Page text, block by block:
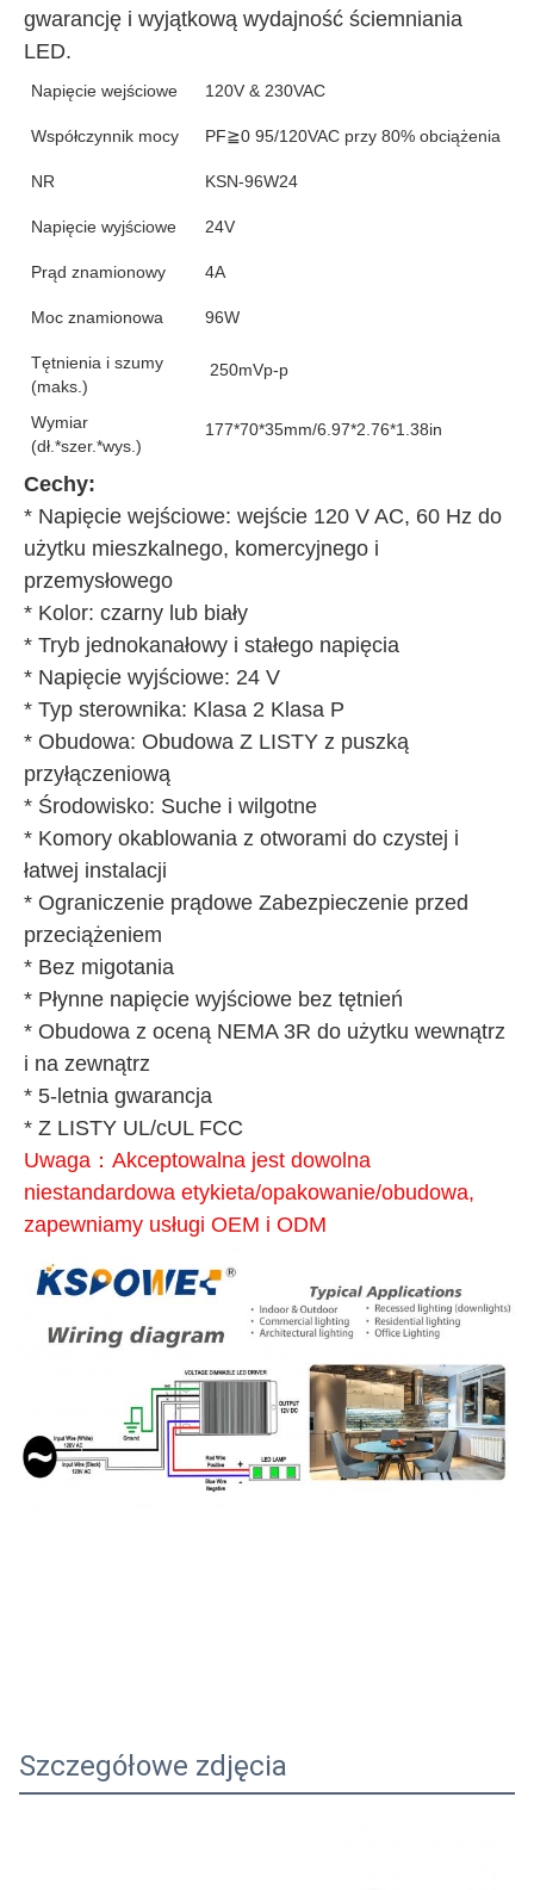
gwarancję i wyjątkową wydajność ściemniania
LED.
Napięcie wejściowe 120V & 230VAC
Współczynnik mocy PF≧0 95/120VAC przy 80% obciążenia
NR KSN-96W24
Napięcie wyjściowe 24V
Prąd znamionowy 4A
Moc znamionowa 96W
Tętnienia i szumy
(maks.)
250mVp-p
Wymiar
(dł.*szer.*wys.)
177*70*35mm/6.97*2.76*1.38in
Cechy:
* Napięcie wejściowe: wejście 120 V AC, 60 Hz do
użytku mieszkalnego, komercyjnego i
przemysłowego
* Kolor: czarny lub biały
* Tryb jednokanałowy i stałego napięcia
* Napięcie wyjściowe: 24 V
* Typ sterownika: Klasa 2 Klasa P
* Obudowa: Obudowa Z LISTY z puszką
przyłączeniową
* Środowisko: Suche i wilgotne
* Komory okablowania z otworami do czystej i
łatwej instalacji
* Ograniczenie prądowe Zabezpieczenie przed
przeciążeniem
* Bez migotania
* Płynne napięcie wyjściowe bez tętnień
* Obudowa z oceną NEMA 3R do użytku wewnątrz
i na zewnątrz
* 5-letnia gwarancja
* Z LISTY UL/cUL FCC
Uwaga：Akceptowalna jest dowolna
niestandardowa etykieta/opakowanie/obudowa,
zapewniamy usługi OEM i ODM
Szczegółowe zdjęcia